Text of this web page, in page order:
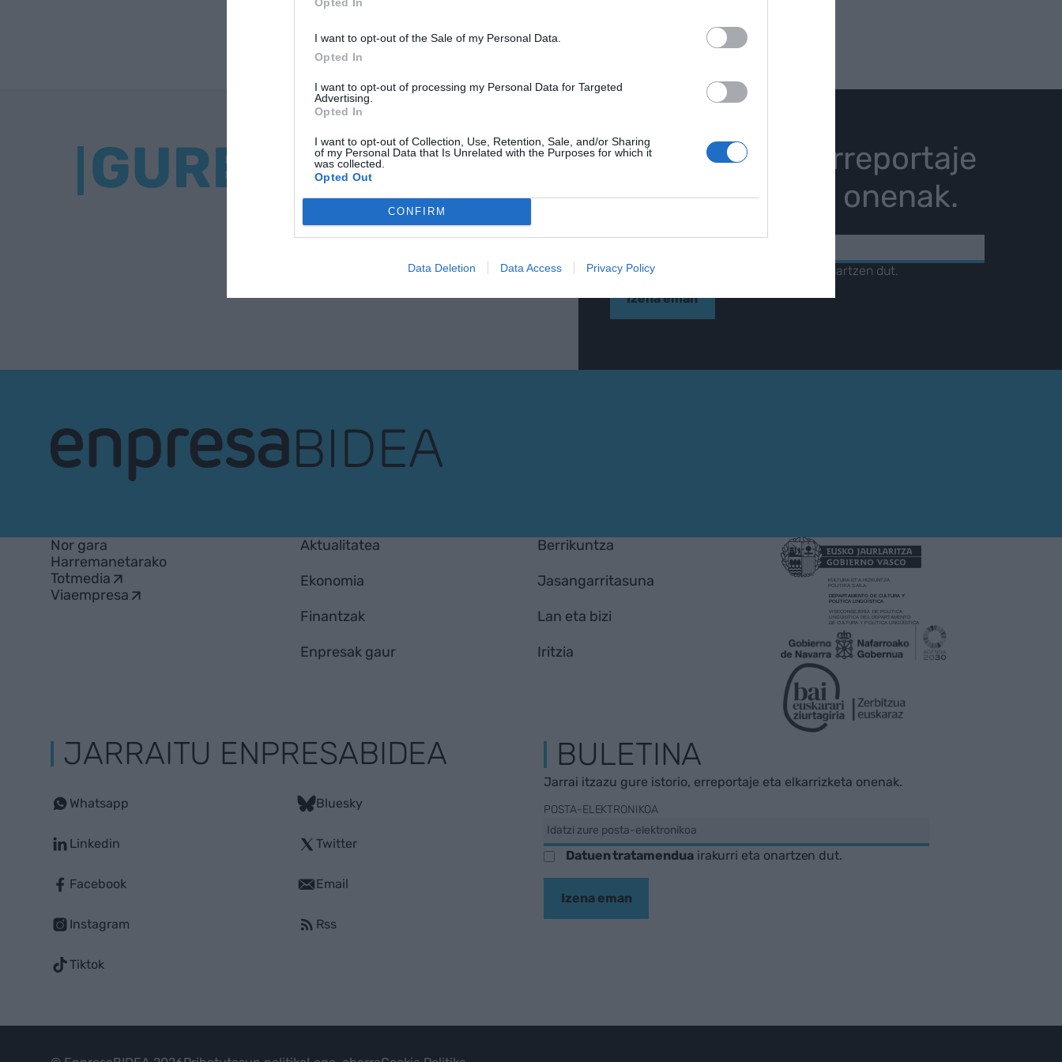
I want to opt-out of the Sale of my Personal Data.
Opted In
I want to opt-out of processing my Personal Data for Targeted
Advertising.
Opted In
I want to opt-out of Collection, Use, Retention, Sale, and/or Sharing
of my Personal Data that Is Unrelated with the Purposes for which it
was collected.
Opted Out
CONFIRM
Data Deletion Data Access Privacy Policy
GURE BULETINA
Gure historia, erreportaje
eta elkarrizketa onenak.
Datuen tratamendua
irakurri eta onartzen dut.
Izena eman
Nor gara
Harremanetarako
Totmedia
Viaempresa
Aktualitatea
Ekonomia
Finantzak
Enpresak gaur
Berrikuntza
Jasangarritasuna
Lan eta bizi
Iritzia
JARRAITU ENPRESABIDEA
Whatsapp
Linkedin
Facebook
Instagram
Tiktok
Bluesky
Twitter
Email
Rss
BULETINA
Jarrai itzazu gure istorio, erreportaje eta elkarrizketa onenak.
POSTA-ELEKTRONIKOA
Datuen tratamenduairakurri eta onartzen dut.
Izena eman